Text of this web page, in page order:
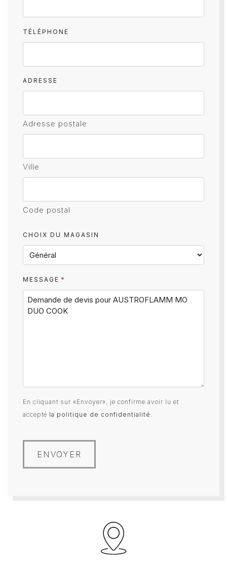
TÉLÉPHONE
ADRESSE
Adresse postale
Ville
Code postal
CHOIX DU MAGASIN
MESSAGE *
En cliquant sur «Envoyer», je confirme avoir lu et
accepté la politique de confidentialité .
ENVOYER